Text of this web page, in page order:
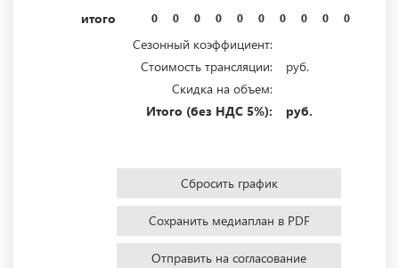
итого 0 0 0 0 0 0 0 0 0 0
Сезонный коэффициент:
Стоимость трансляции:
руб.
Скидка на объем:
Итого (без НДС 5%):
руб.
Сбросить график
Сохранить медиаплан в PDF
Отправить на согласование